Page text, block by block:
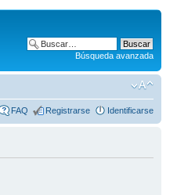
Búsqueda avanzada
FAQ Registrarse Identificarse